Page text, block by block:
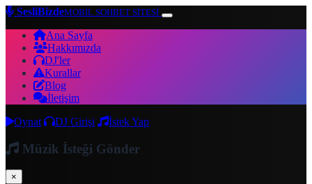
SesliBizdeMOBİL SOHBET SİTESİ
Ana Sayfa
Hakkımızda
DJ'ler
Kurallar
Blog
İletişim
Oynat
DJ Girişi İstek Yap
Müzik İsteği Gönder
×